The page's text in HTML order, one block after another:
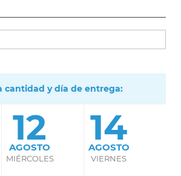
cantidad y día de entrega:
12
AGOSTO
MIÉRCOLES
14
AGOSTO
VIERNES